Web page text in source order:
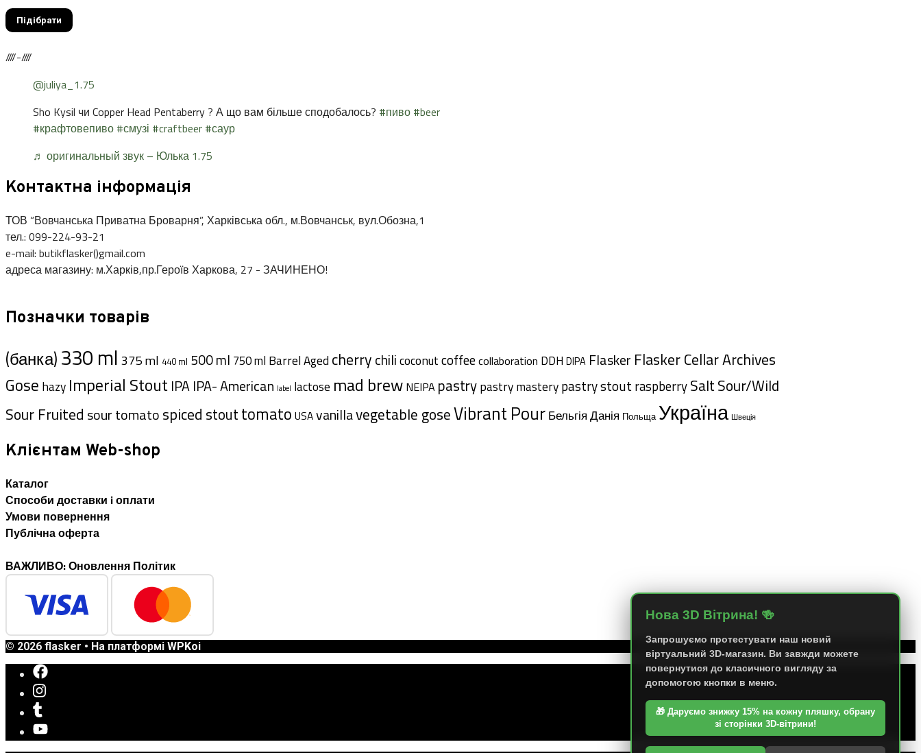
Підібрати
////-////
@juliya_1.75
Sho Kysil чи Copper Head Pentaberry ? А що вам більше сподобалось? #пиво #beer
#крафтовепиво #смузі #craftbeer #саур
♬ оригинальный звук – Юлька 1.75
Контактна інформація
ТОВ “Вовчанська Приватна Броварня”, Харківська обл., м.Вовчанськ, вул.Обозна,1
тел.: 099-224-93-21
e-mail: butikflasker()gmail.com
адреса магазину: м.Харків,пр.Героїв Харкова, 27 - ЗАЧИНЕНО!
Позначки товарів
(банка)330 ml 375 ml 440 ml 500 ml 750 ml Barrel Aged cherrychilicoconutcoffeecollaboration DDH DIPA Flasker Flasker Cellar Archives
Gose hazy Imperial Stout IPA IPA- American label lactose mad brew NEIPA pastrypastry masterypastry stout raspberrySaltSour/Wild
Sour Fruited sour tomatospiced stouttomato USAvanillavegetable goseVibrant PourБельгіяДанія Польща Україна Швеція
Клієнтам Web-shop
Каталог
Способи доставки i оплати
Умови повернення
Публічна оферта
ВАЖЛИВО: Оновлення Політик
© 2026 flasker • На платформі WPKoi
Нова 3D Вітрина! 🍻
Запрошуємо протестувати наш новий
віртуальний 3D-магазин. Ви завжди можете
повернутися до класичного вигляду за
допомогою кнопки в меню.
🎁 Даруємо знижку 15% на кожну пляшку, обрану
зі сторінки 3D-вітрини!